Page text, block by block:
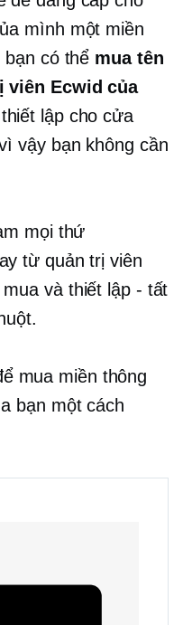
mình một miền
có thể mua tên
viên Ecwid của
lập cho cửa
vậy bạn không cần
mọi thứ
từ quản trị viên
và thiết lập - tất
mua miền thông
bạn một cách